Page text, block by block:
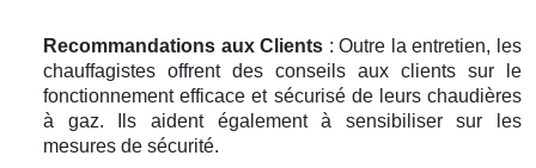
Recommandations aux Clients : Outre la entretien, les
chauffagistes offrent des conseils aux clients sur le
fonctionnement efficace et sécurisé de leurs chaudières
à gaz. Ils aident également à sensibiliser sur les
mesures de sécurité.